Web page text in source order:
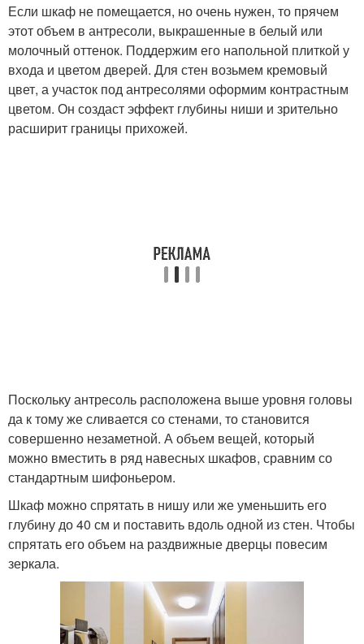
Если шкаф не помещается, но очень нужен, то прячем
этот объем в антресоли, выкрашенные в белый или
молочный оттенок. Поддержим его напольной плиткой у
входа и цветом дверей. Для стен возьмем кремовый
цвет, а участок под антресолями оформим контрастным
цветом. Он создаст эффект глубины ниши и зрительно
расширит границы прихожей.
Поскольку антресоль расположена выше уровня головы
да к тому же сливается со стенами, то становится
совершенно незаметной. А объем вещей, который
можно вместить в ряд навесных шкафов, сравним со
стандартным шифоньером.
Шкаф можно спрятать в нишу или же уменьшить его
глубину до 40 см и поставить вдоль одной из стен. Чтобы
спрятать его объем на раздвижные дверцы повесим
зеркала.